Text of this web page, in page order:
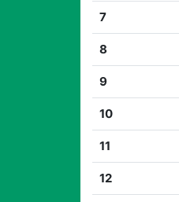
7
8
9
10
11
12